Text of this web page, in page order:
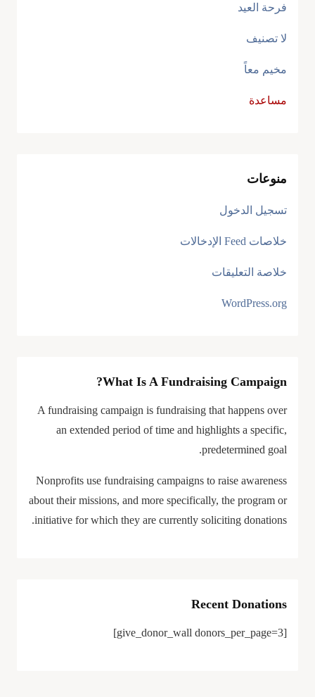
فرحة العيد
لا تصنيف
مخيم معاً
مساعدة
منوعات
تسجيل الدخول
خلاصات Feed الإدخالات
خلاصة التعليقات
WordPress.org
What Is A Fundraising Campaign?
A fundraising campaign is fundraising that happens over
an extended period of time and highlights a specific,
predetermined goal.
Nonprofits use fundraising campaigns to raise awareness
about their missions, and more specifically, the program or
initiative for which they are currently soliciting donations.
Recent Donations
[give_donor_wall donors_per_page=3]